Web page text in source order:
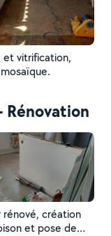
et vitrification,
rénové, création
et pose de